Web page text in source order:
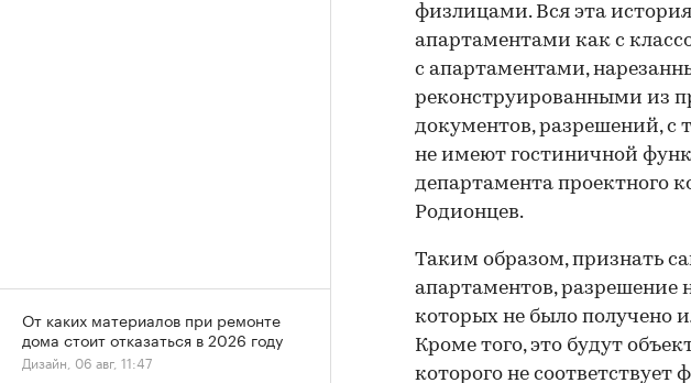
физлицами. Вся эта
апартаментами как с
с апартаментами,
реконструированными из
документов, разрешений, с
не имеют гостиничной
департамента проектного
Родионцев.
Таким образом, признать
апартаментов, разрешение
которых не было получено
Кроме того, это будут
которого не
От каких материалов при ремонте
дома стоит отказаться в 2026 году
Дизайн, 06 авг, 11:47